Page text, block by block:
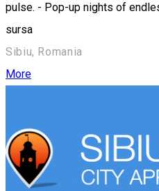
pulse. - Pop-up nights of
sursa
Sibiu, Romania
More